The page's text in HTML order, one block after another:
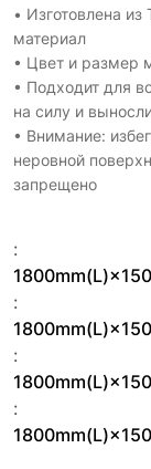
• Изготовлена
материал
• Цвет и размер
• Подходит для
на силу и
• Внимание:
неровной
запрещено
:
:
:
: